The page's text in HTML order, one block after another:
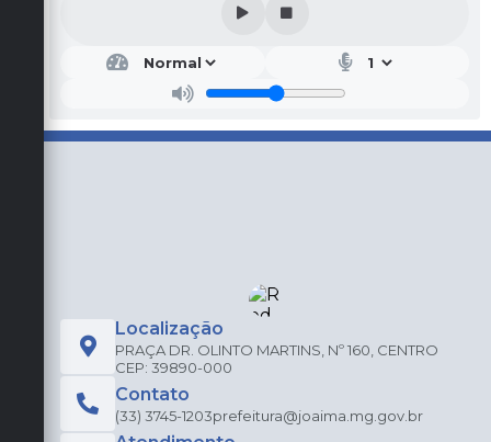
Localização
PRAÇA DR. OLINTO MARTINS, Nº 160, CENTRO
CEP: 39890-000
Contato
(33) 3745-1203prefeitura@joaima.mg.gov.br